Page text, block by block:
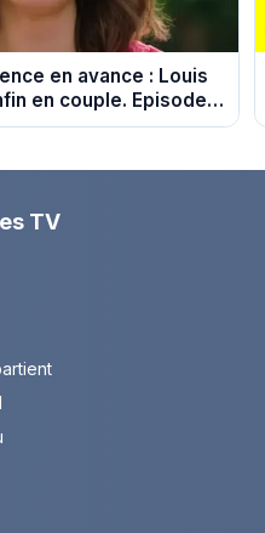
en avance : Louis
en couple. Episode
(spoiler)
TV